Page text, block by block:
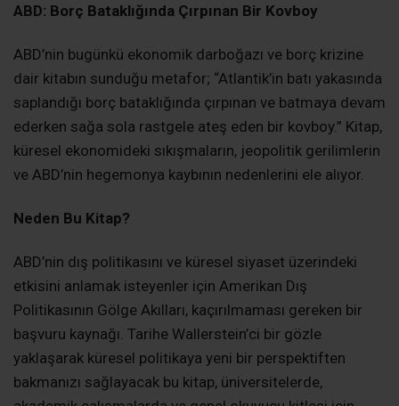
ABD: Borç Bataklığında Çırpınan Bir Kovboy
ABD’nin bugünkü ekonomik darboğazı ve borç krizine
dair kitabın sunduğu metafor; “Atlantik’in batı yakasında
saplandığı borç bataklığında çırpınan ve batmaya devam
ederken sağa sola rastgele ateş eden bir kovboy.” Kitap,
küresel ekonomideki sıkışmaların, jeopolitik gerilimlerin
ve ABD’nin hegemonya kaybının nedenlerini ele alıyor.
Neden Bu Kitap?
ABD’nin dış politikasını ve küresel siyaset üzerindeki
etkisini anlamak isteyenler için Amerikan Dış
Politikasının Gölge Akılları, kaçırılmaması gereken bir
başvuru kaynağı. Tarihe Wallerstein’ci bir gözle
yaklaşarak küresel politikaya yeni bir perspektiften
bakmanızı sağlayacak bu kitap, üniversitelerde,